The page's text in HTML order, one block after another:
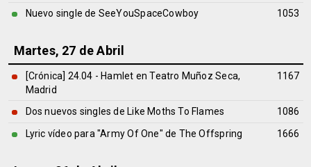
Nuevo single de SeeYouSpaceCowboy
1053
Martes, 27 de Abril
[Crónica] 24.04 - Hamlet en Teatro Muñoz Seca,
Madrid
1167
Dos nuevos singles de Like Moths To Flames
1086
Lyric vídeo para "Army Of One" de The Offspring
1666